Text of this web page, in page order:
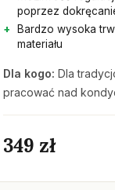
poprzez
Bardzo wysoka
materiału
Dla kogo: Dla
pracować nad
349 zł